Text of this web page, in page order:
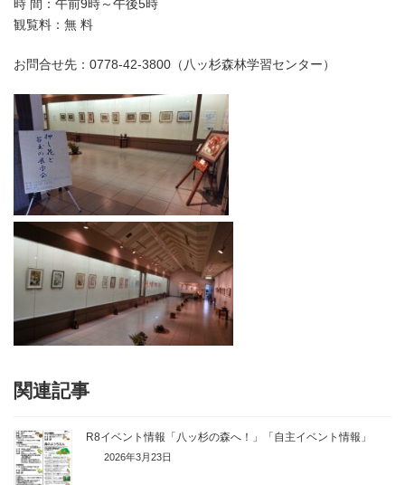
時 間：午前9時～午後5時
観覧料：無 料
お問合せ先：0778-42-3800（八ッ杉森林学習センター）
関連記事
R8イベント情報「八ッ杉の森へ！」「自主イベント情報」
2026年3月23日